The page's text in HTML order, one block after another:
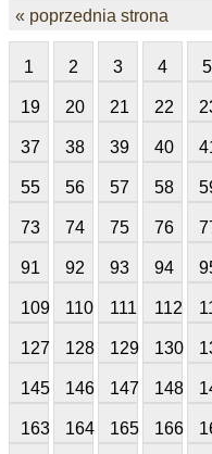
« poprzednia strona
1 2 3 4 5
19 20 21 22
37 38 39 40
55 56 57 58
73 74 75 76
91 92 93 94
109 110 111 112
127 128 129 130
145 146 147 148
163 164 165 166